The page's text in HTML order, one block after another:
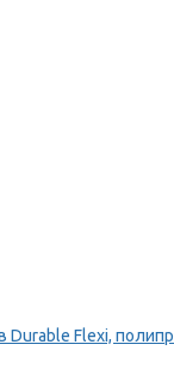
Flexi,